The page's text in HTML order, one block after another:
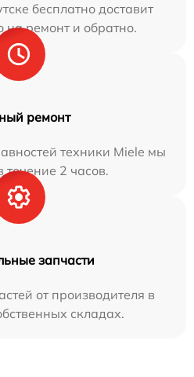
бесплатно доставит
на ремонт и обратно.
ремонт
техники Miele мы
течение 2 часов.
запчасти
от производителя в
складах.